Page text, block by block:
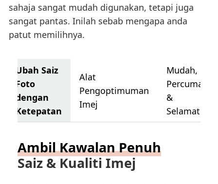
sahaja sangat mudah digunakan, tetapi juga
sangat pantas. Inilah sebab mengapa anda
patut memilihnya.
Ubah Saiz
Foto
dengan
Ketepatan
Alat
Pengoptimuman
Imej
Mudah,
Percuma
&
Selamat
Ambil Kawalan Penuh
Saiz & Kualiti Imej